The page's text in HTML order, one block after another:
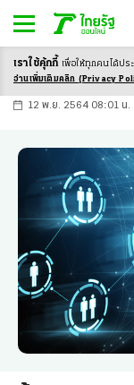
-ก ก ก+
12 พ.ย. 2564 08:01 น.
เราใช้คุ้กกี้ เพื่อให้ทุกคนได้ปร
อ่านเพิ่มเติมคลิก (Privacy